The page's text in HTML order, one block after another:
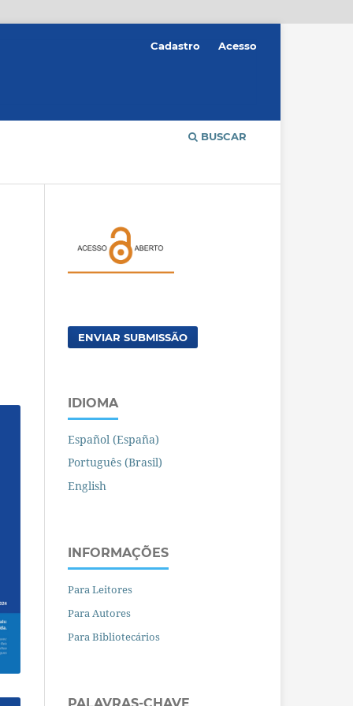
BUSCAR
Cadastro Acesso
ENVIAR SUBMISSÃO
IDIOMA
Español (España)
Português (Brasil)
English
INFORMAÇÕES
Para Leitores
Para Autores
Para Bibliotecários